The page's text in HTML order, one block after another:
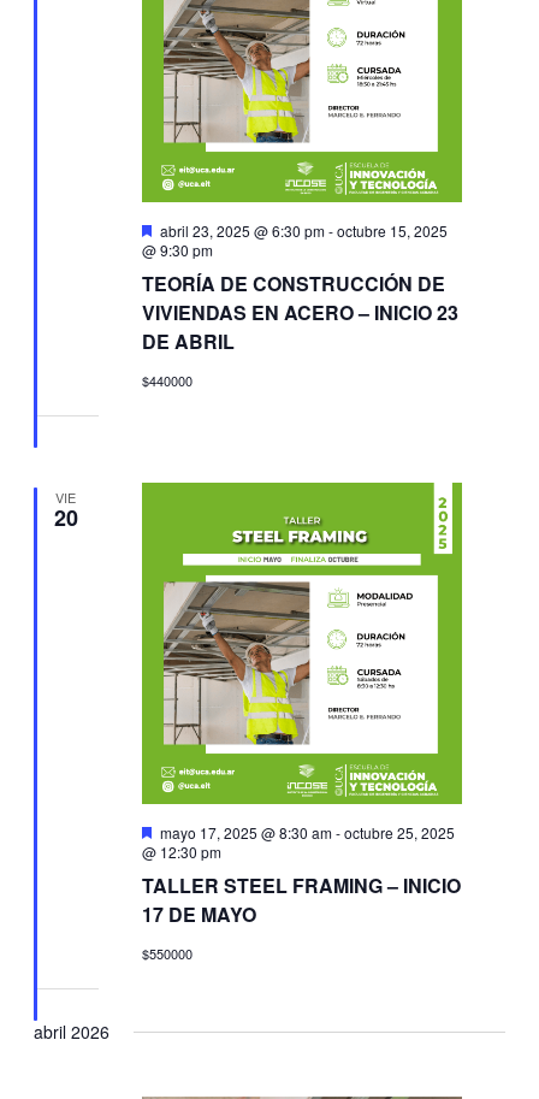
Destacado
abril 23, 2025 @ 6:30 pm-octubre 15, 2025
@ 9:30 pm
TEORÍA DE CONSTRUCCIÓN DE
VIVIENDAS EN ACERO – INICIO 23
DE ABRIL
$440000
VIE
20
Destacado
mayo 17, 2025 @ 8:30 am-octubre 25, 2025
@ 12:30 pm
TALLER STEEL FRAMING – INICIO
17 DE MAYO
$550000
abril 2026